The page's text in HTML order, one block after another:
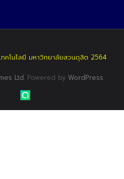
คโนโลยี มหาวิทยาลัยสวนดุสิต 2564
Ltd. Powered by WordPress.